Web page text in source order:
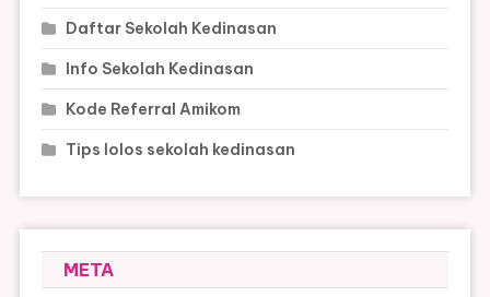
Daftar Sekolah Kedinasan
Info Sekolah Kedinasan
Kode Referral Amikom
Tips lolos sekolah kedinasan
META